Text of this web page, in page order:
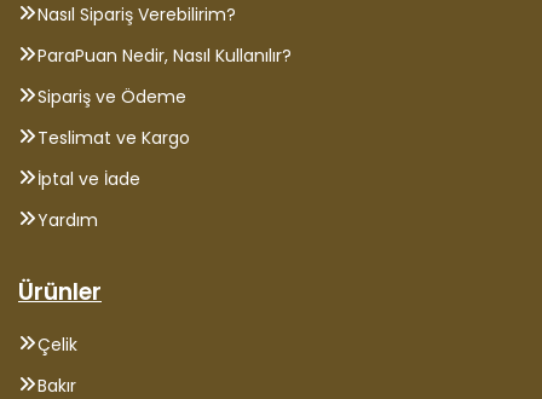
Nasıl Sipariş Verebilirim?
ParaPuan Nedir, Nasıl Kullanılır?
Sipariş ve Ödeme
Teslimat ve Kargo
İptal ve İade
Yardım
Ürünler
Çelik
Bakır